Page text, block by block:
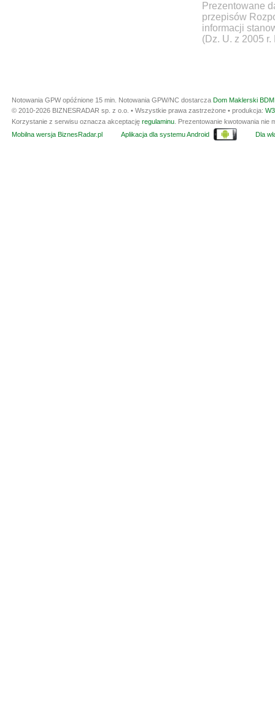
Prezentowane
przepisów
informacji
(Dz. U. z 2005
Notowania GPW opóźnione 15 min. Notowania GPW/NC dostarcza Dom Maklerski
© 2010-2026 BIZNESRADAR sp. z o.o. • Wszystkie prawa zastrzeżone • produkcja:
Korzystanie z serwisu oznacza akceptację regulaminu . Prezentowanie kwotowania
Mobilna wersja BiznesRadar.pl
Aplikacja dla systemu Android Dla